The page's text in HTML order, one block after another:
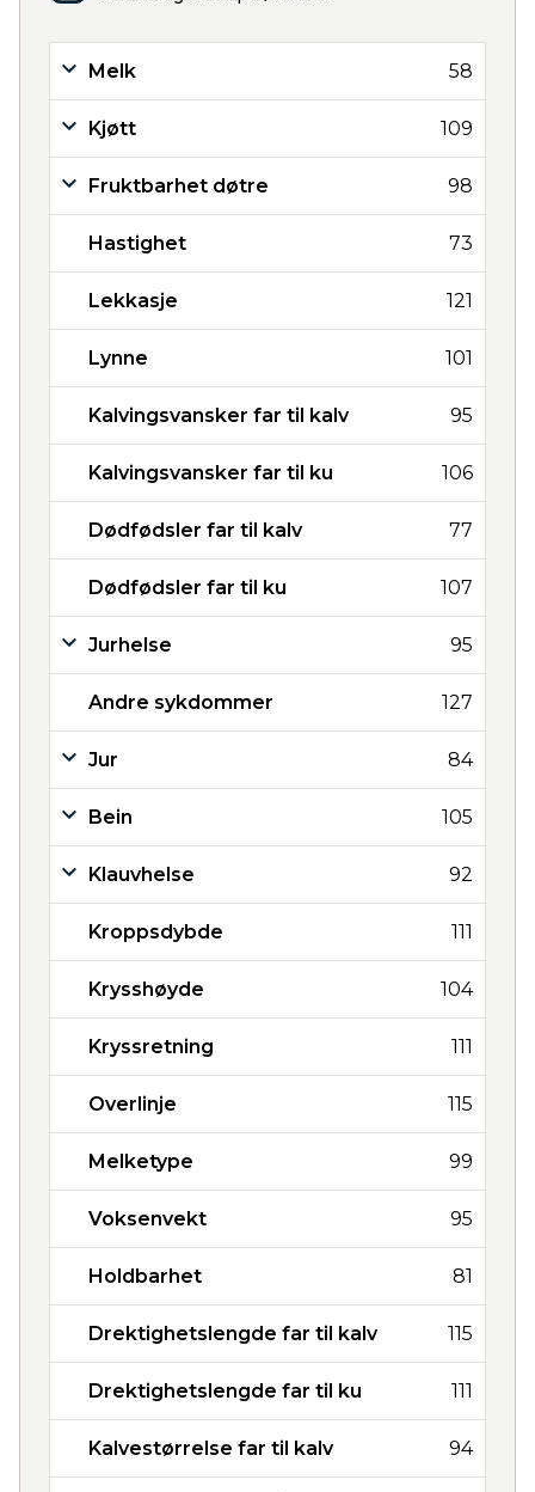
Melk 58
Kjøtt 109
Fruktbarhet døtre 98
Hastighet 73
Lekkasje 121
Lynne 101
Kalvingsvansker far til kalv 95
Kalvingsvansker far til ku 106
Dødfødsler far til kalv 77
Dødfødsler far til ku 107
Jurhelse 95
Andre sykdommer 127
Jur 84
Bein 105
Klauvhelse 92
Kroppsdybde 111
Krysshøyde 104
Kryssretning 111
Overlinje 115
Melketype 99
Voksenvekt 95
Holdbarhet 81
Drektighetslengde far til kalv 115
Drektighetslengde far til ku 111
Kalvestørrelse far til kalv 94